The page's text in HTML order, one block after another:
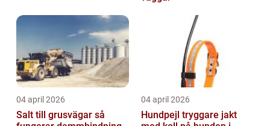
04 april 2026
Salt till grusvägar så
04 april 2026
Hundpejl tryggare jakt